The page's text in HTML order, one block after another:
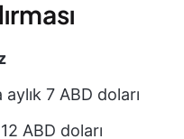
aylık 7 ABD doları
ABD doları